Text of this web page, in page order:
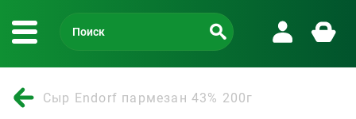
Сыр Endorf пармезан 43% 200г